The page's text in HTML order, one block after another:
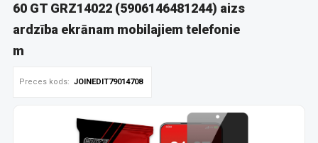
60 GT GRZ14022 (5906146481244) aizs
ardzība ekrānam mobilajiem telefonie
m
Preces kods: JOINEDIT79014708